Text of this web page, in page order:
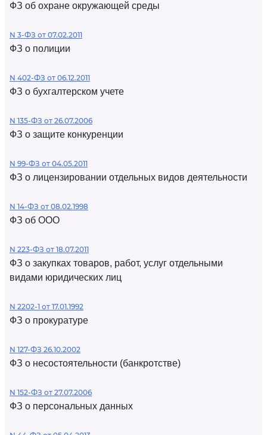
ФЗ об охране окружающей среды
N 3-ФЗ от 07.02.2011
ФЗ о полиции
N 402-ФЗ от 06.12.2011
ФЗ о бухгалтерском учете
N 135-ФЗ от 26.07.2006
ФЗ о защите конкуренции
N 99-ФЗ от 04.05.2011
ФЗ о лицензировании отдельных видов деятельности
N 14-ФЗ от 08.02.1998
ФЗ об ООО
N 223-ФЗ от 18.07.2011
ФЗ о закупках товаров, работ, услуг отдельными
видами юридических лиц
N 2202-1 от 17.01.1992
ФЗ о прокуратуре
N 127-ФЗ 26.10.2002
ФЗ о несостоятельности (банкротстве)
N 152-ФЗ от 27.07.2006
ФЗ о персональных данных